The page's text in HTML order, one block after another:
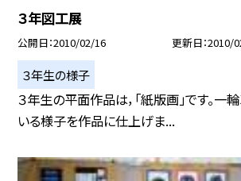
３年図工展
公開日 2010/02/16 更新日 2010/
３年生の様子
３年生の平面作品は，「紙版画」です。一
いる様子を作品に仕上げま...